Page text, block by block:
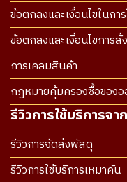
ข้อตกลงและเงื่อนไขในก
ข้อตกลงและเงื่อนไขการ
การเคลมสินค้า
กฎหมายคุ้มครองซื้อของอ
รีวิวการใช้บริการจา
รีวิวการจัดส่งพัสดุ
รีวิวการใช้บริการเหมาคัน